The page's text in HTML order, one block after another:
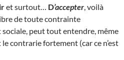
et surtout… D’accepter , voilà
de toute contrainte
peut tout entendre, même
le contrarie fortement (car ce n’est